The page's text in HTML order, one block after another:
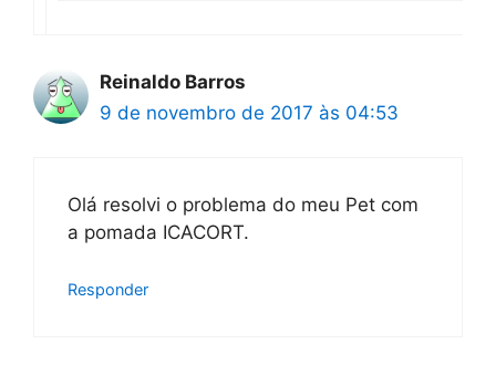
Reinaldo Barros
9 de novembro de 2017 às 04:53
Olá resolvi o problema do meu Pet com
a pomada ICACORT.
Responder